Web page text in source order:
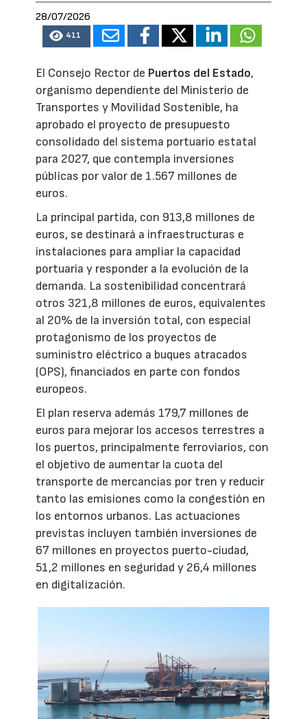
28/07/2026
411
El Consejo Rector de Puertos del Estado,
organismo dependiente del Ministerio de
Transportes y Movilidad Sostenible, ha
aprobado el proyecto de presupuesto
consolidado del sistema portuario estatal
para 2027, que contempla inversiones
públicas por valor de 1.567 millones de
euros.
La principal partida, con 913,8 millones de
euros, se destinará a infraestructuras e
instalaciones para ampliar la capacidad
portuaria y responder a la evolución de la
demanda. La sostenibilidad concentrará
otros 321,8 millones de euros, equivalentes
al 20% de la inversión total, con especial
protagonismo de los proyectos de
suministro eléctrico a buques atracados
(OPS), financiados en parte con fondos
europeos.
El plan reserva además 179,7 millones de
euros para mejorar los accesos terrestres a
los puertos, principalmente ferroviarios, con
el objetivo de aumentar la cuota del
transporte de mercancías por tren y reducir
tanto las emisiones como la congestión en
los entornos urbanos. Las actuaciones
previstas incluyen también inversiones de
67 millones en proyectos puerto-ciudad,
51,2 millones en seguridad y 26,4 millones
en digitalización.